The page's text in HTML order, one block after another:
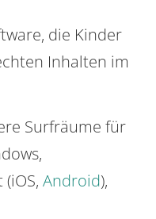
die Kinder
Inhalten im
Surfräume für
Android),